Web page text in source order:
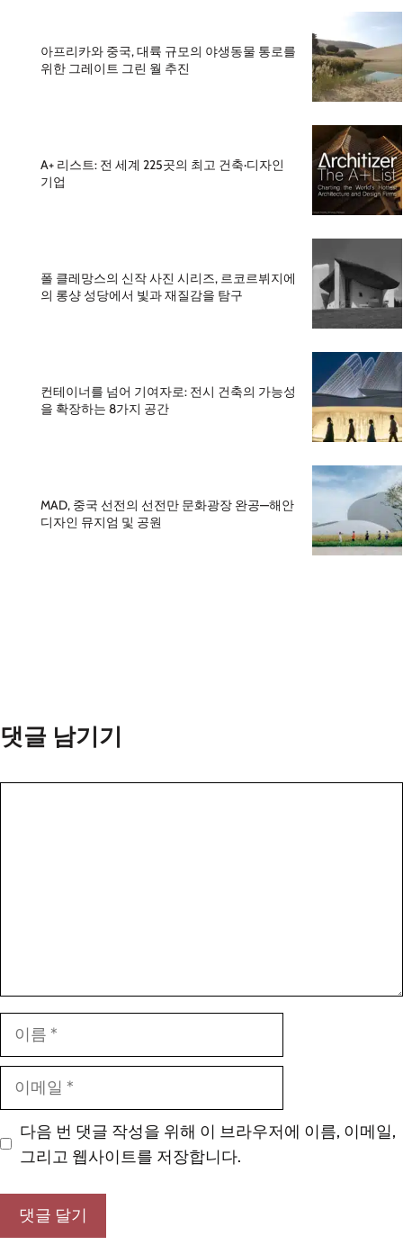
아프리카와 중국, 대륙 규모의 야생동물 통로를
위한 그레이트 그린 월 추진
A+ 리스트: 전 세계 225곳의 최고 건축·디자인
기업
폴 클레망스의 신작 사진 시리즈, 르코르뷔지에
의 롱샹 성당에서 빛과 재질감을 탐구
컨테이너를 넘어 기여자로: 전시 건축의 가능성
을 확장하는 8가지 공간
MAD, 중국 선전의 선전만 문화광장 완공—해안
디자인 뮤지엄 및 공원
댓글 남기기
다음 번 댓글 작성을 위해 이 브라우저에 이름, 이메일,
그리고 웹사이트를 저장합니다.